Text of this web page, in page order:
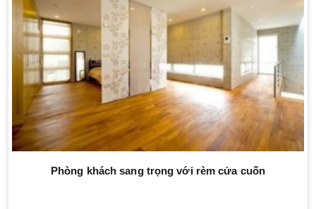
Phòng khách sang trọng với rèm cửa cuốn